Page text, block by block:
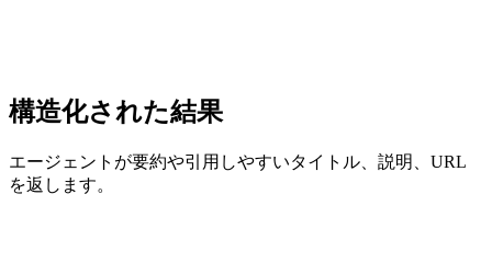
構造化された結果
エージェントが要約や引用しやすいタイトル、説明、URL
を返します。